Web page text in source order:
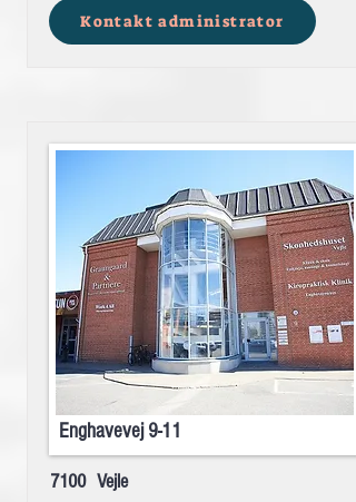
Kontakt administrator
Enghavevej 9-11
7100 Vejle